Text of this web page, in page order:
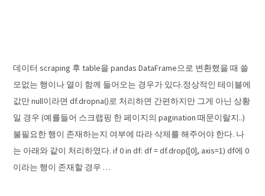
데이터 scraping 후 table을 pandas DataFrame으로 변환했을 때 쓸
모없는 행이나 열이 함께 들어오는 경우가 있다.정상적인 테이블에
값만 null이라면 df.dropna()로 처리하면 간편하지만 그게 아닌 상황
일 경우 (예를들어 스크랩핑 한 페이지의 pagination 때문이랄지..)
불필요한 행이 존재하는지 여부에 따라 삭제를 해주어야 한다. 나
는 아래와 같이 처리하였다. if 0 in df: df = df.drop([0], axis=1) df에 0
이라는 행이 존재할 경우 …